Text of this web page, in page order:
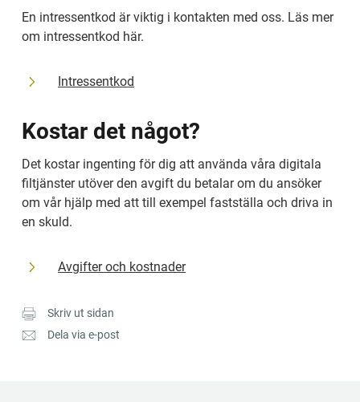
En intressentkod är viktig i kontakten med oss. Läs mer
om intressentkod här.
Intressentkod
Kostar det något?
Det kostar ingenting för dig att använda våra digitala
filtjänster utöver den avgift du betalar om du ansöker
om vår hjälp med att till exempel fastställa och driva in
en skuld.
Avgifter och kostnader
Skriv ut sidan
Dela via e-post